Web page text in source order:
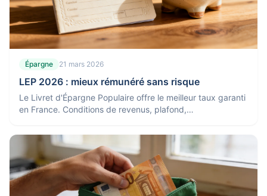
Épargne 21 mars 2026
LEP 2026 : mieux rémunéré sans risque
Le Livret d'Épargne Populaire offre le meilleur taux garanti
en France. Conditions de revenus, plafond,